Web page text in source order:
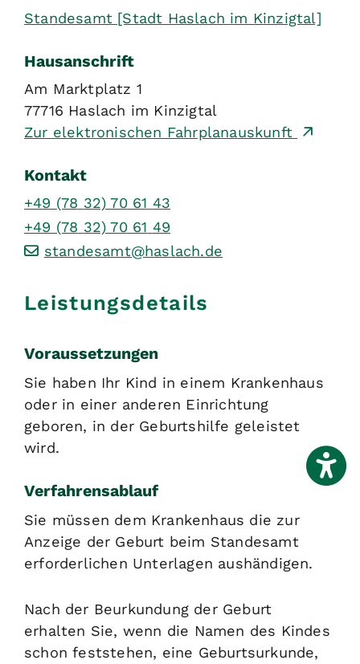
Standesamt [Stadt Haslach im Kinzigtal]
Hausanschrift
Am Marktplatz 1
77716 Haslach im Kinzigtal
Zur elektronischen Fahrplanauskunft
Kontakt
+49 (78 32) 70 61 43
+49 (78 32) 70 61 49
standesamt@haslach.de
Leistungsdetails
Voraussetzungen
Sie haben Ihr Kind in einem Krankenhaus
oder in einer anderen Einrichtung
geboren, in der Geburtshilfe geleistet
wird.
Verfahrensablauf
Sie müssen dem Krankenhaus die zur
Anzeige der Geburt beim Standesamt
erforderlichen Unterlagen aushändigen.
Nach der Beurkundung der Geburt
erhalten Sie, wenn die Namen des Kindes
schon feststehen, eine Geburtsurkunde,